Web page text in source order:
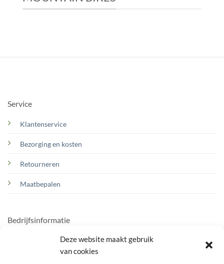
Deze website maakt gebruik
van cookies
Service
Klantenservice
Bezorging en kosten
Retourneren
Maatbepalen
Bedrijfsinformatie